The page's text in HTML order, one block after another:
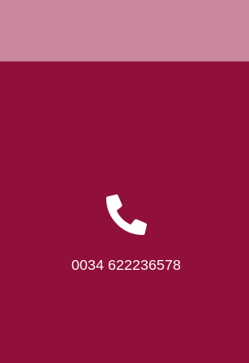
0034 622236578